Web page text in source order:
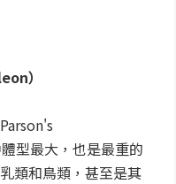
）
型最大，也是最重的
類和鳥類，甚至是其